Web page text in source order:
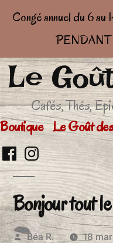
Congé annuel du 6
Aller
au
contenu
Le
Cafés, Thés,
Boutique Le Goût
Retrouvez
moi
sur
facebook
Retrouver
moi
sur
Insta
Bonjour tout
Publié
Béa R.
18